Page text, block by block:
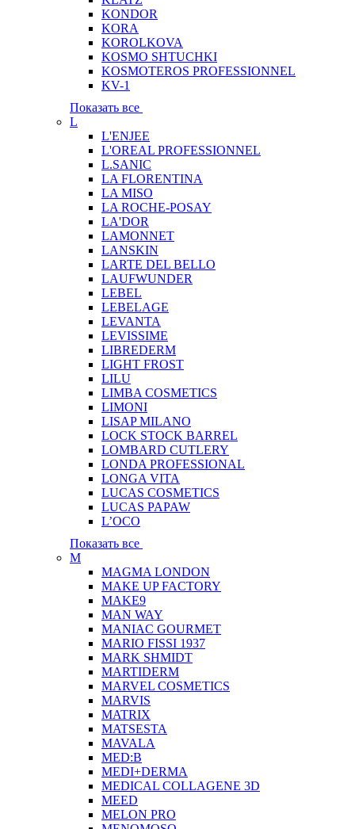
KONDOR
KORA
KOROLKOVA
KOSMO SHTUCHKI
KOSMOTEROS PROFESSIONNEL
KV-1
Показать все
L
L'ENJEE
L'OREAL PROFESSIONNEL
L.SANIC
LA FLORENTINA
LA MISO
LA ROCHE-POSAY
LA'DOR
LAMONNET
LANSKIN
LARTE DEL BELLO
LAUFWUNDER
LEBEL
LEBELAGE
LEVANTA
LEVISSIME
LIBREDERM
LIGHT FROST
LILU
LIMBA COSMETICS
LIMONI
LISAP MILANO
LOCK STOCK BARREL
LOMBARD CUTLERY
LONDA PROFESSIONAL
LONGA VITA
LUCAS COSMETICS
LUCAS PAPAW
L’OCO
Показать все
M
MAGMA LONDON
MAKE UP FACTORY
MAKE9
MAN WAY
MANIAC GOURMET
MARIO FISSI 1937
MARK SHMIDT
MARTIDERM
MARVEL COSMETICS
MARVIS
MATRIX
MATSESTA
MAVALA
MED:B
MEDI+DERMA
MEDICAL COLLAGENE 3D
MEED
MELON PRO